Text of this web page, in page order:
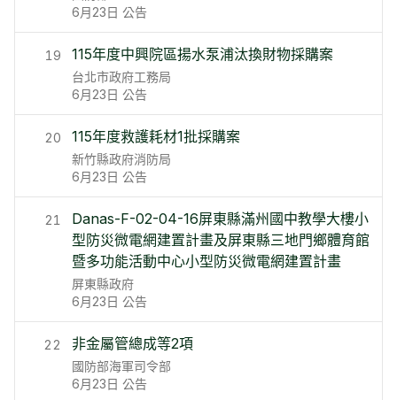
6月23日 公告
19 115年度中興院區揚水泵浦汰換財物採購案
台北市政府工務局
6月23日 公告
20 115年度救護耗材1批採購案
新竹縣政府消防局
6月23日 公告
21
Danas-F-02-04-16屏東縣滿州國中教學大樓小
型防災微電網建置計畫及屏東縣三地門鄉體育館
暨多功能活動中心小型防災微電網建置計畫
屏東縣政府
6月23日 公告
22 非金屬管總成等2項
國防部海軍司令部
6月23日 公告